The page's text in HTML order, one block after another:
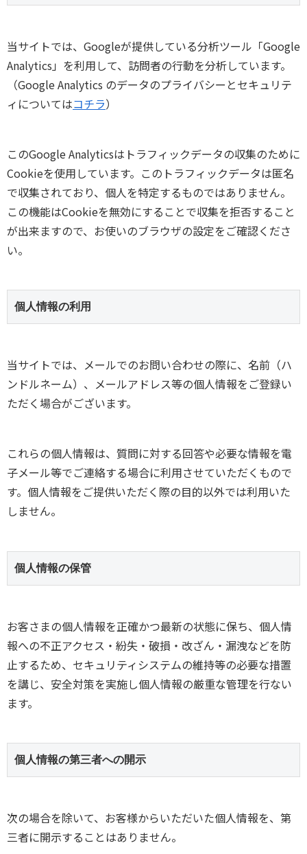
当サイトでは、Googleが提供している分析ツール「Google
Analytics」を利用して、訪問者の行動を分析しています。
（Google Analytics のデータのプライバシーとセキュリテ
ィについてはコチラ）
このGoogle Analyticsはトラフィックデータの収集のために
Cookieを使用しています。このトラフィックデータは匿名
で収集されており、個人を特定するものではありません。
この機能はCookieを無効にすることで収集を拒否すること
が出来ますので、お使いのブラウザの設定をご確認くださ
い。
個人情報の利用
当サイトでは、メールでのお問い合わせの際に、名前（ハ
ンドルネーム）、メールアドレス等の個人情報をご登録い
ただく場合がございます。
これらの個人情報は、質問に対する回答や必要な情報を電
子メール等でご連絡する場合に利用させていただくもので
す。個人情報をご提供いただく際の目的以外では利用いた
しません。
個人情報の保管
お客さまの個人情報を正確かつ最新の状態に保ち、個人情
報への不正アクセス・紛失・破損・改ざん・漏洩などを防
止するため、セキュリティシステムの維持等の必要な措置
を講じ、安全対策を実施し個人情報の厳重な管理を行ない
ます。
個人情報の第三者への開示
次の場合を除いて、お客様からいただいた個人情報を、第
三者に開示することはありません。